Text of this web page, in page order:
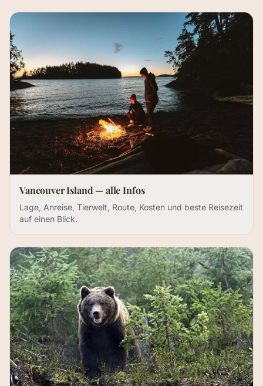
Vancouver Island — alle Infos
Lage, Anreise, Tierwelt, Route, Kosten und beste Reisezeit
auf einen Blick.